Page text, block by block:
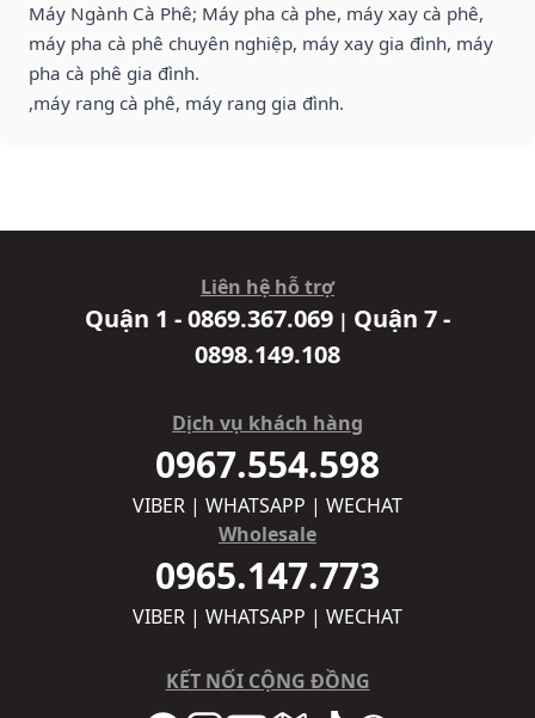
Máy Ngành Cà Phê; Máy pha cà phe, máy xay cà phê,
máy pha cà phê chuyên nghiệp, máy xay gia đình, máy
pha cà phê gia đình.
,máy rang cà phê, máy rang gia đình.
Liên hệ hỗ trợ
Quận 1 - 0869.367.069 | Quận 7 -
0898.149.108
Dịch vụ khách hàng
0967.554.598
VIBER | WHATSAPP | WECHAT
Wholesale
0965.147.773
VIBER | WHATSAPP | WECHAT
KẾT NỐI CỘNG ĐỒNG